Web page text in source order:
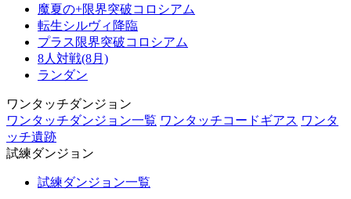
魔夏の+限界突破コロシアム
転生シルヴィ降臨
プラス限界突破コロシアム
8人対戦(8月)
ランダン
ワンタッチダンジョン
ワンタッチダンジョン一覧 ワンタッチコードギアス ワンタ
ッチ遺跡
試練ダンジョン
試練ダンジョン一覧